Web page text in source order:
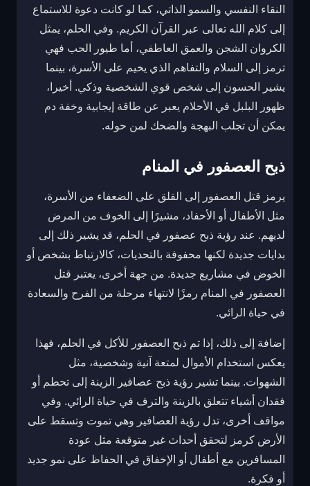
النقاء النفسي والسمو الذاتي، كما لو كانت دعوة للاستماع
إلى كلام الله تعالى عبر القرآن الكريم. وفي الحلم، يمثل
الكروان الشجن والعمق العاطفي، أما طيور الحب فهي
ترمز إلى السلام والتفاهم الذي يخيم على الأسرة، بينما
يشير الحسون إلى شخص قوي الشخصية وذكي. أخيرا،
ظهور البلبل في الأحلام يعبر عن طاقة إيجابية وخفة دم
يمكن أن تجلب البهجة والضحك لمن حوله.
ذبح العصفور في المنام
يرمز قتل العصفور إلى القلق على الضعفاء من الأسرة،
مثل الأطفال أو الأحفاد، مشيرًا إلى الخوف من المرض
لديهم. عند رؤية ذبح عصفور في الحلم، قد يشير ذلك إلى
بدايات جديدة لكنها محفوفة بالتحديات، كالارتباط بشخص أو
الخوض في مشاريع جديدة. من جهة أخرى، يعتبر قتل
العصفور في المنام رمزًا لانتهاء مرحلة من الفرح والسعادة
في حياة الرائي.
إضافة إلى ذلك، إذا تم ذبح العصفور للأكل في الحلم، فهذا
يعكس استخدام الأموال لمتعة آنية وشخصية، مثل
الشهوات. بينما تشير رؤية ذبح عصافير الزينة إلى تحطم أو
فقدان أشياء تتعلق بالزينة والترف في حياة الرائي. وفي
مواقف أخرى، تدل رؤية العصافير وهي تموت وتسقط على
الأرض كرمز لتحقق أحداث غير متوقعة مثل عودة
المسافرين مع أطفال أو الإخفاق في الحفاظ على نمو جديد
أو فكرة.